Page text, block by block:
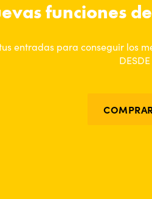
funciones
entradas para conseguir los